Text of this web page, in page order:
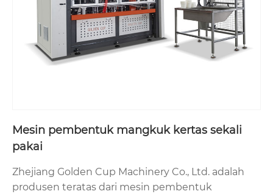
Mesin pembentuk mangkuk kertas sekali
pakai
Zhejiang Golden Cup Machinery Co., Ltd. adalah
produsen teratas dari mesin pembentuk